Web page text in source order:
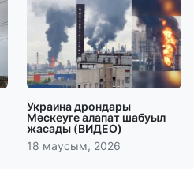
Украина дрондары
Мәскеуге алапат шабуыл
жасады (ВИДЕО)
18 маусым, 2026